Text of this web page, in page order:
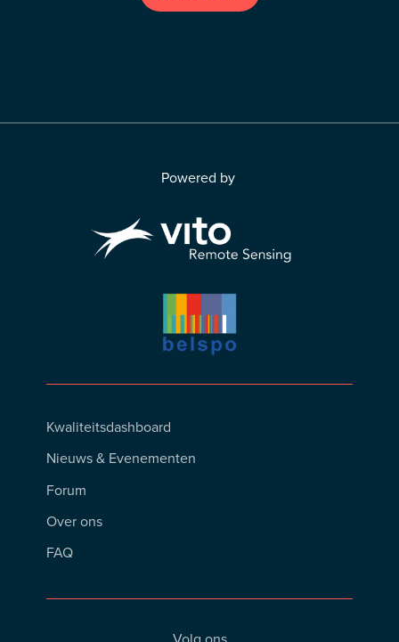
Powered by
Footer
Menu
Kwaliteitsdashboard
Nieuws & Evenementen
Forum
Over ons
FAQ